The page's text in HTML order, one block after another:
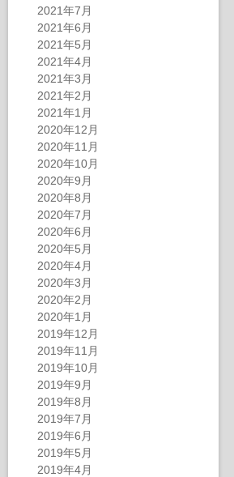
2021年7月
2021年6月
2021年5月
2021年4月
2021年3月
2021年2月
2021年1月
2020年12月
2020年11月
2020年10月
2020年9月
2020年8月
2020年7月
2020年6月
2020年5月
2020年4月
2020年3月
2020年2月
2020年1月
2019年12月
2019年11月
2019年10月
2019年9月
2019年8月
2019年7月
2019年6月
2019年5月
2019年4月